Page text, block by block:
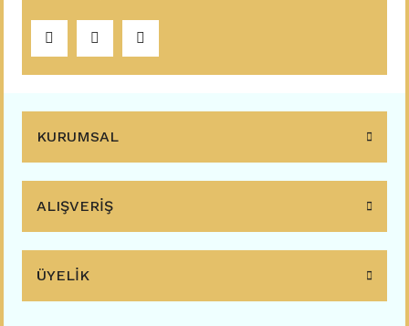
KURUMSAL
ALIŞVERİŞ
ÜYELİK